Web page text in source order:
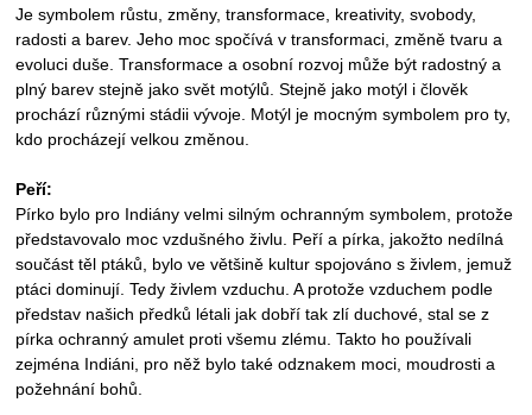
Je symbolem růstu, změny, transformace, kreativity, svobody,
radosti a barev. Jeho moc spočívá v transformaci, změně tvaru a
evoluci duše. Transformace a osobní rozvoj může být radostný a
plný barev stejně jako svět motýlů. Stejně jako motýl i člověk
prochází různými stádii vývoje. Motýl je mocným symbolem pro ty,
kdo procházejí velkou změnou.
Peří:
Pírko bylo pro Indiány velmi silným ochranným symbolem, protože
představovalo moc vzdušného živlu. Peří a pírka, jakožto nedílná
součást těl ptáků, bylo ve většině kultur spojováno s živlem, jemuž
ptáci dominují. Tedy živlem vzduchu. A protože vzduchem podle
představ našich předků létali jak dobří tak zlí duchové, stal se z
pírka ochranný amulet proti všemu zlému. Takto ho používali
zejména Indiáni, pro něž bylo také odznakem moci, moudrosti a
požehnání bohů.